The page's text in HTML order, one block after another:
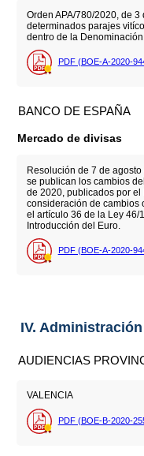
Orden APA/780/2020, de
determinados parajes
dentro de la
PDF (BOE-A-2020-
BANCO DE ESPAÑA
Mercado de divisas
Resolución de 7 de
se publican los cambios
de 2020, publicados por
consideración de cambios
el artículo 36 de la Ley 46/
Introducción del Euro.
PDF (BOE-A-2020-
IV.
AUDIENCIAS
VALENCIA
PDF (BOE-B-2020-